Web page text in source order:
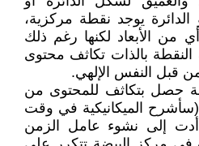
الدائرة يوجد نقطة مركزية،
من الأبعاد لكنها رغم ذلك
بالذات تكاثف محتوى
من قبل النفس الإلهي.
حصل بتكاثف للمحتوى من
الميكانيكية في وقت
إلى نشوء عامل الزمن